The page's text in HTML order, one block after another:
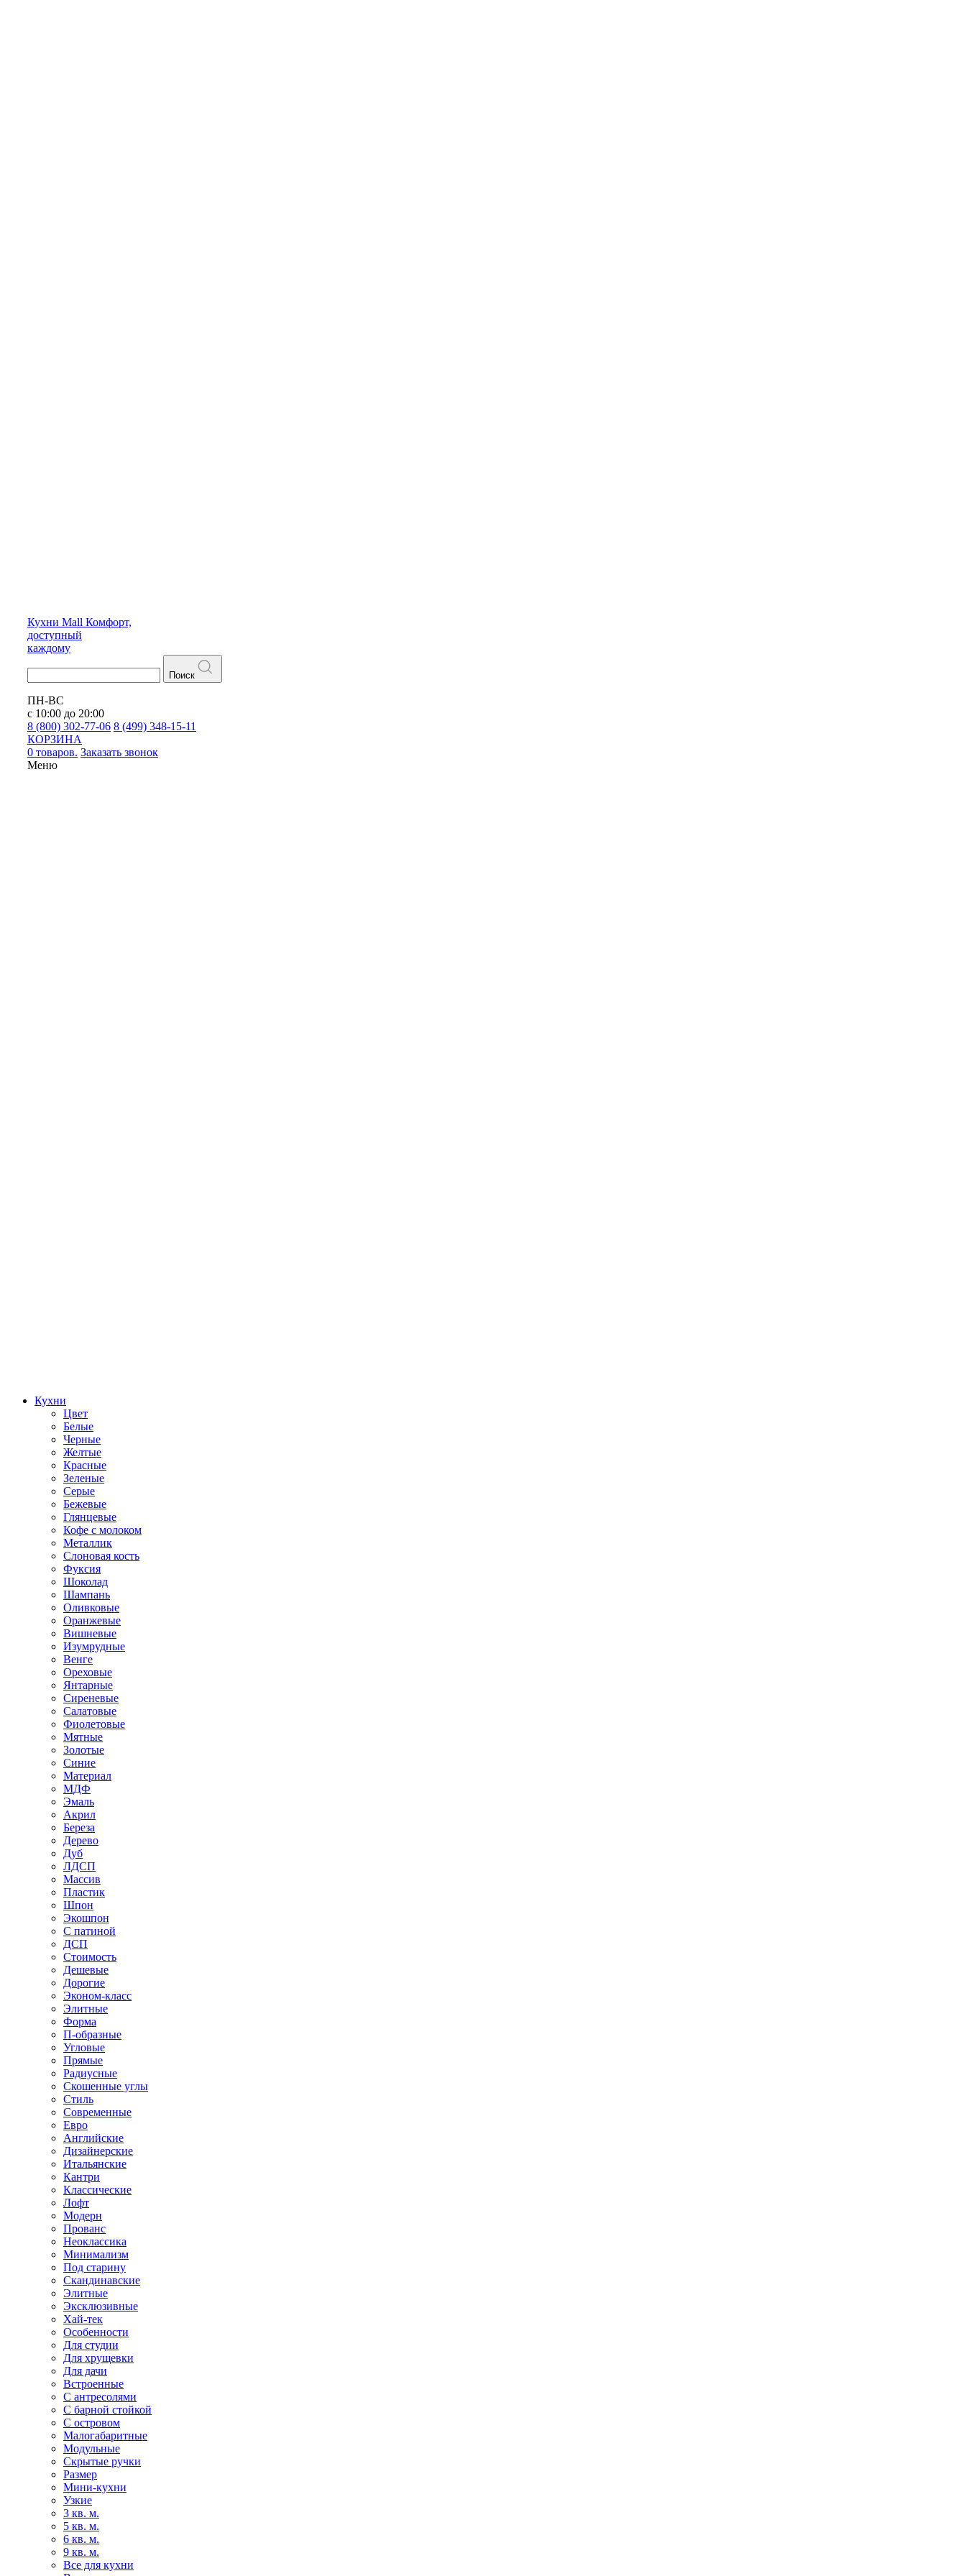
Кухни Mall Комфорт,
доступный
каждому
Поиск
ПН-ВС
с 10:00 до 20:00
8 (800) 302-77-06 8 (499) 348-15-11
КОРЗИНА
0 товаров. Заказать звонок
Меню
Кухни
Цвет
Белые
Черные
Желтые
Красные
Зеленые
Серые
Бежевые
Глянцевые
Кофе с молоком
Металлик
Слоновая кость
Фуксия
Шоколад
Шампань
Оливковые
Оранжевые
Вишневые
Изумрудные
Венге
Ореховые
Янтарные
Сиреневые
Салатовые
Фиолетовые
Мятные
Золотые
Синие
Материал
МДФ
Эмаль
Акрил
Береза
Дерево
Дуб
ЛДСП
Массив
Пластик
Шпон
Экошпон
С патиной
ДСП
Стоимость
Дешевые
Дорогие
Эконом-класс
Элитные
Форма
П-образные
Угловые
Прямые
Радиусные
Скошенные углы
Стиль
Современные
Евро
Английские
Дизайнерские
Итальянские
Кантри
Классические
Лофт
Модерн
Прованс
Неоклассика
Минимализм
Под старину
Скандинавские
Элитные
Эксклюзивные
Хай-тек
Особенности
Для студии
Для хрущевки
Для дачи
Встроенные
С антресолями
С барной стойкой
С островом
Малогабаритные
Модульные
Скрытые ручки
Размер
Мини-кухни
Узкие
3 кв. м.
5 кв. м.
6 кв. м.
9 кв. м.
Все для кухни